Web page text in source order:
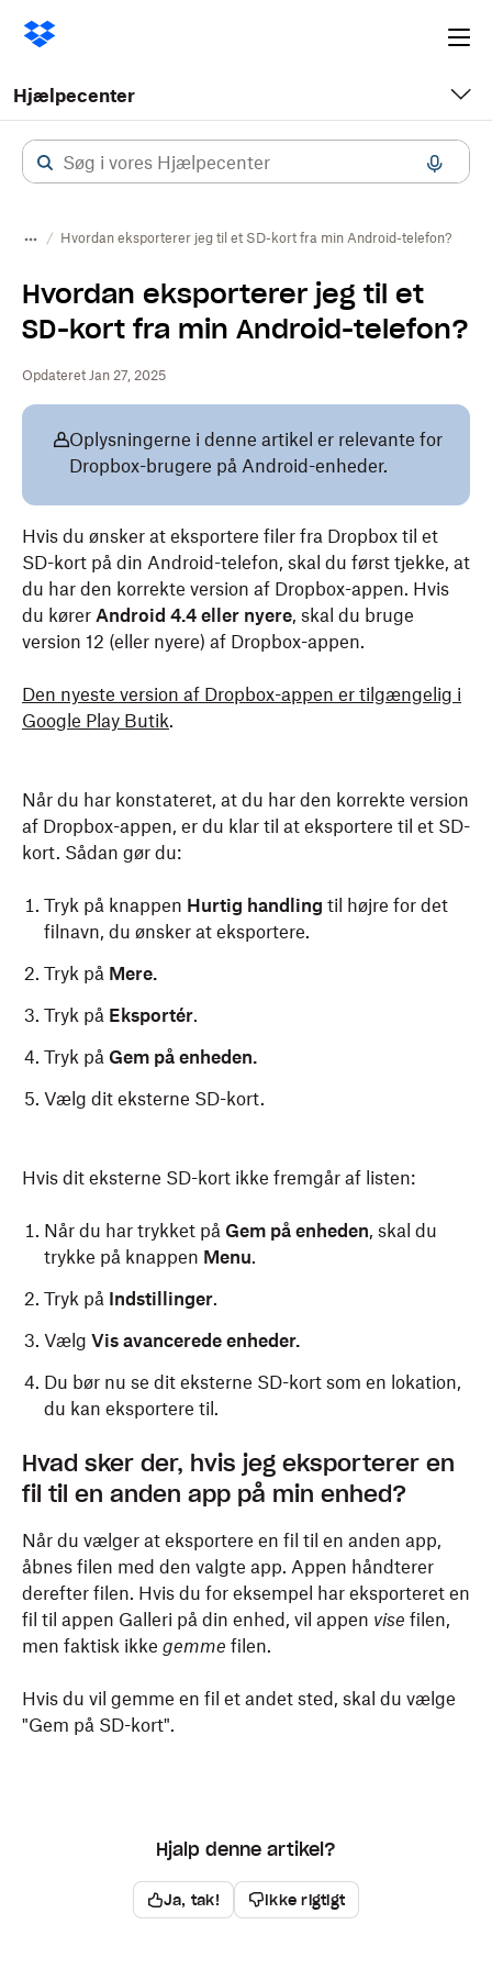
Hjælpecenter
Hvordan eksporterer jeg til et SD-kort fra min Android-telefon?
Hvordan eksporterer jeg til et
SD-kort fra min Android-telefon?
Opdateret Jan 27, 2025
Oplysningerne i denne artikel er relevante for
Dropbox-brugere på Android-enheder.
Hvis du ønsker at eksportere filer fra Dropbox til et
SD-kort på din Android-telefon, skal du først tjekke, at
du har den korrekte version af Dropbox-appen. Hvis
du kører Android 4.4 eller nyere, skal du bruge
version 12 (eller nyere) af Dropbox-appen.
Den nyeste version af Dropbox-appen er tilgængelig i
Google Play Butik.
Når du har konstateret, at du har den korrekte version
af Dropbox-appen, er du klar til at eksportere til et SD-
kort. Sådan gør du:
Tryk på knappen Hurtig handling til højre for det
filnavn, du ønsker at eksportere.
Tryk på Mere.
Tryk på Eksportér.
Tryk på Gem på enheden.
Vælg dit eksterne SD-kort.
Hvis dit eksterne SD-kort ikke fremgår af listen:
Når du har trykket på Gem på enheden, skal du
trykke på knappen Menu.
Tryk på Indstillinger.
Vælg Vis avancerede enheder.
Du bør nu se dit eksterne SD-kort som en lokation,
du kan eksportere til.
Hvad sker der, hvis jeg eksporterer en
fil til en anden app på min enhed?
Når du vælger at eksportere en fil til en anden app,
åbnes filen med den valgte app. Appen håndterer
derefter filen. Hvis du for eksempel har eksporteret en
fil til appen Galleri på din enhed, vil appen vise filen,
men faktisk ikke gemme filen.
Hvis du vil gemme en fil et andet sted, skal du vælge
"Gem på SD-kort".
Hjalp denne artikel?
Ja, tak! Ikke rigtigt